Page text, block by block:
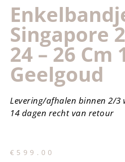
Singapore
24 – 26 Cm
Geelgoud
Levering/afhalen binnen 2/3
14 dagen recht van retour
€ 599.00